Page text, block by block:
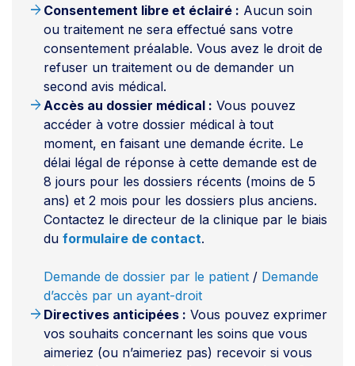
arrow_forward Consentement libre et éclairé : Aucun soin
ou traitement ne sera effectué sans votre
consentement préalable. Vous avez le droit de
refuser un traitement ou de demander un
second avis médical.
arrow_forwardAccès au dossier médical : Vous pouvez
accéder à votre dossier médical à tout
moment, en faisant une demande écrite. Le
délai légal de réponse à cette demande est de
8 jours pour les dossiers récents (moins de 5
ans) et 2 mois pour les dossiers plus anciens.
Contactez le directeur de la clinique par le biais
du formulaire de contact.
Demande de dossier par le patient / Demande
d’accès par un ayant-droit
arrow_forward Directives anticipées : Vous pouvez exprimer
vos souhaits concernant les soins que vous
aimeriez (ou n’aimeriez pas) recevoir si vous